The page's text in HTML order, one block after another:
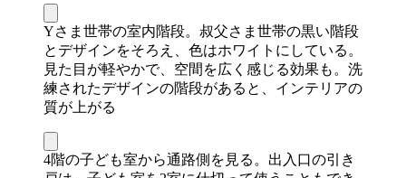
Yさま世帯の室内階段。叔父さま世帯の黒い階段
とデザインをそろえ、色はホワイトにしている。
見た目が軽やかで、空間を広く感じる効果も。洗
練されたデザインの階段があると、インテリアの
質が上がる
4階の子ども室から通路側を見る。出入口の引き